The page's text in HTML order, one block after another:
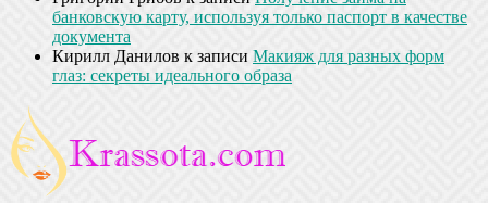
банковскую карту, используя только паспорт в качестве
документа
Кирилл Данилов к записи Макияж для разных форм
глаз: секреты идеального образа